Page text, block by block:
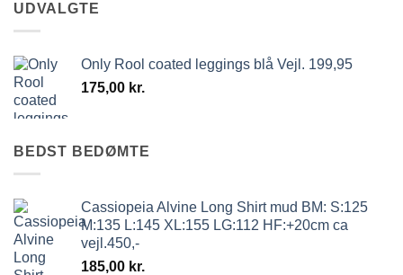
UDVALGTE
Only Rool coated leggings blå Vejl. 199,95
175,00 kr.
BEDST BEDØMTE
Cassiopeia Alvine Long Shirt mud BM: S:125
M:135 L:145 XL:155 LG:112 HF:+20cm ca
vejl.450,-
185,00 kr.